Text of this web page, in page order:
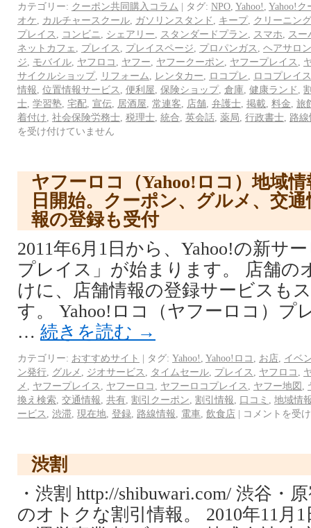
カテゴリー: クーポン共同購入コラム | タグ: NPO Yahoo! Yahoo!ク
オケ
カルチャースクール ガソリンスタンド キープ, クリーニング
プレイス
コンビニ シェアリー スタンダードプラン スマホ
スー
ネットカフェ
プレイス プレイスページ プロパンガス
ヘアサロン
ジ
モバイル ヤフロコ ヤフー ヤフークーポン ヤフープレイス
サイクルショップ, リフォーム レンタカー ロコプレ
ロコプレイス
情報 位置情報サービス 便利屋 保険ショップ, 倉庫 健康ランド
士 学習塾 宅配 宣伝 居酒屋 常連客 店舗 弁護士 掲載 料金 旅
着付け 社会保険労務士 税理士 統合 英会話 薬局 行政書士 路
を受け付けていません
ヤフーロコ（Yahoo!ロコ）地域
日開始。クーポン、グルメ、交
報の登録も受付
2011年6月1日から、Yahoo!の新サ
プレイス」が始まります。 店舗の
けに、店舗情報の登録サービスも
す。 Yahoo!ロコ（ヤフーロコ）プ
… 続きを読む →
カテゴリー: おすすめサイト | タグ: Yahoo! Yahoo!ロコ お店
イベ
ン発行 グルメ ジオサービス タイムセール プレイス ヤフロコ
メ
ヤフープレイス ヤフーロコ ヤフーロコプレイス ヤフー地図
換え検索 交通情報 共有 割引クーポン 割引情報 口コミ
地域情
ービス
渋滞 現在地 登録 路線情報 電車 飲食店 | コメントを受
渋割
・渋割 http://shibuwari.com/ 渋谷・
のオトクな割引情報。 2010年11月